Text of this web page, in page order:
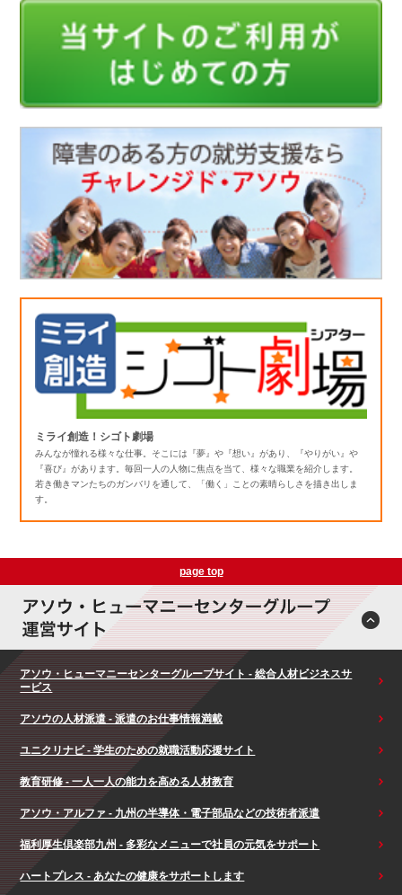
ミライ創造！シゴト劇場
みんなが憧れる様々な仕事。そこには『夢』や『想い』があり、『やりがい』や
『喜び』があります。毎回一人の人物に焦点を当て、様々な職業を紹介します。
若き働きマンたちのガンバリを通して、「働く」ことの素晴らしさを描き出しま
す。
page top
アソウ・ヒューマニーセンターグループサイト - 総合人材ビジネスサ
ービス
アソウの人材派遣 - 派遣のお仕事情報満載
ユニクリナビ - 学生のための就職活動応援サイト
教育研修 - 一人一人の能力を高める人材教育
アソウ・アルファ - 九州の半導体・電子部品などの技術者派遣
福利厚生倶楽部九州 - 多彩なメニューで社員の元気をサポート
ハートプレス - あなたの健康をサポートします